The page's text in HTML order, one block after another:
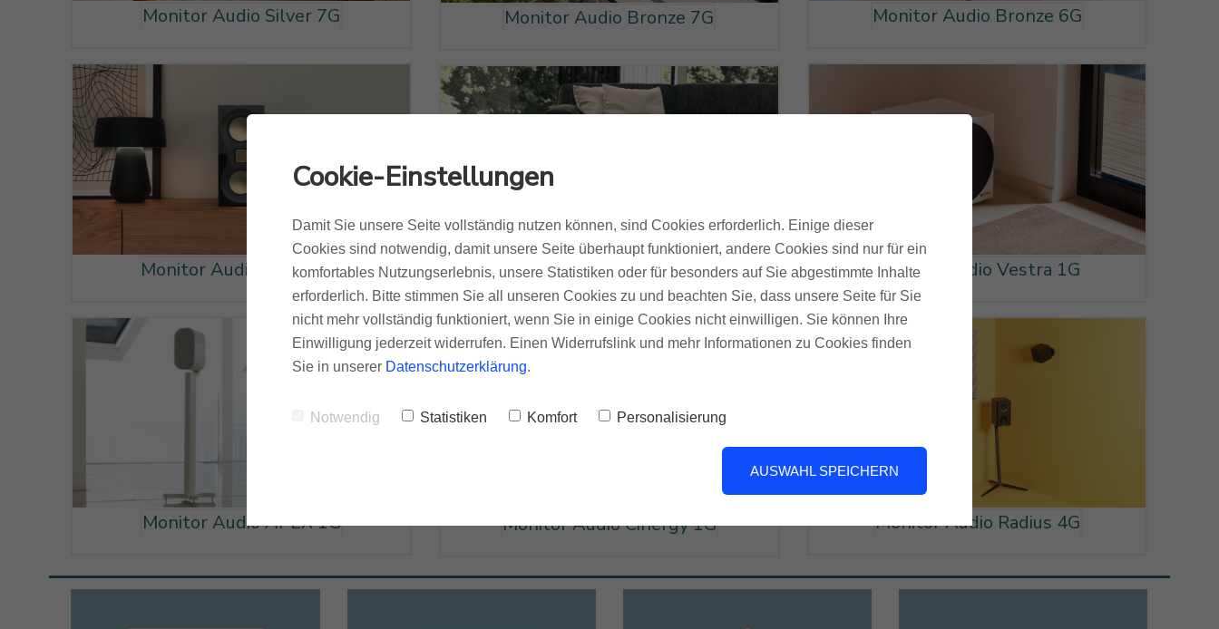
Monitor Audio Silver 7G
Monitor Audio Studio 89
Monitor Audio APEX 1G
Monitor Audio Bronze 7G
Monitor Audio Anthra 1G
Monitor Audio Cinergy 1G
Monitor Audio Bronze 6G
Monitor Audio Vestra 1G
Monitor Audio Radius 4G
Cookie-Einstellungen
Damit Sie unsere Seite vollständig nutzen können, sind Cookies erforderlich. Einige dieser
Cookies sind notwendig, damit unsere Seite überhaupt funktioniert, andere Cookies sind nur für ein
komfortables Nutzungserlebnis, unsere Statistiken oder für besonders auf Sie abgestimmte Inhalte
erforderlich. Bitte stimmen Sie all unseren Cookies zu und beachten Sie, dass unsere Seite für Sie
nicht mehr vollständig funktioniert, wenn Sie in einige Cookies nicht einwilligen. Sie können Ihre
Einwilligung jederzeit widerrufen. Einen Widerrufslink und mehr Informationen zu Cookies finden
Sie in unserer Datenschutzerklärung.
Notwendig Statistiken Komfort Personalisierung
AUSWAHL SPEICHERN